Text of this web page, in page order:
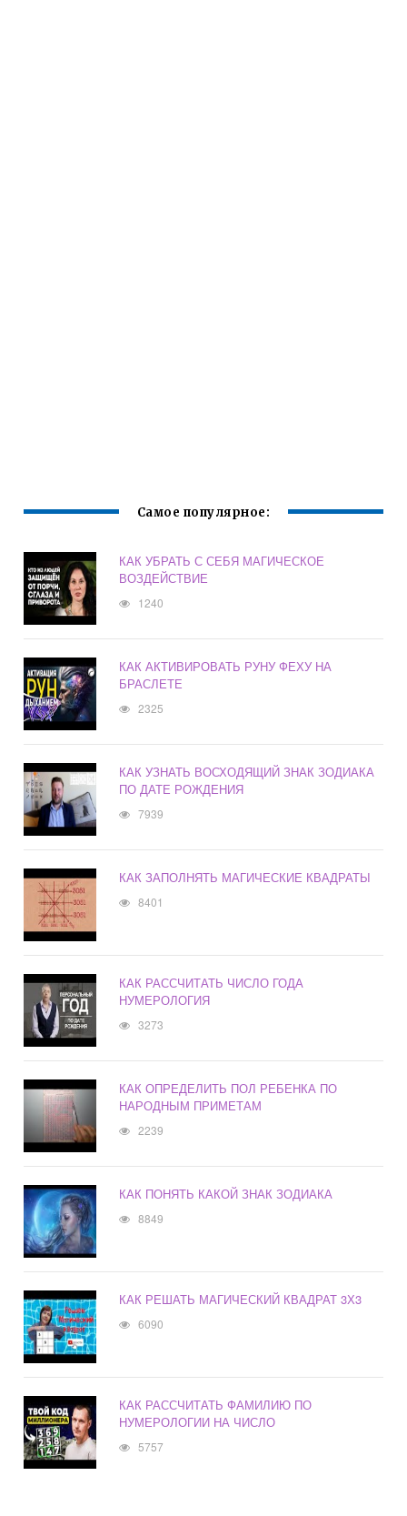
Самое популярное:
КАК УБРАТЬ С СЕБЯ МАГИЧЕСКОЕ
ВОЗДЕЙСТВИЕ
1240
КАК АКТИВИРОВАТЬ РУНУ ФЕХУ НА
БРАСЛЕТЕ
2325
КАК УЗНАТЬ ВОСХОДЯЩИЙ ЗНАК ЗОДИАКА
ПО ДАТЕ РОЖДЕНИЯ
7939
КАК ЗАПОЛНЯТЬ МАГИЧЕСКИЕ КВАДРАТЫ
8401
КАК РАССЧИТАТЬ ЧИСЛО ГОДА
НУМЕРОЛОГИЯ
3273
КАК ОПРЕДЕЛИТЬ ПОЛ РЕБЕНКА ПО
НАРОДНЫМ ПРИМЕТАМ
2239
КАК ПОНЯТЬ КАКОЙ ЗНАК ЗОДИАКА
8849
КАК РЕШАТЬ МАГИЧЕСКИЙ КВАДРАТ 3Х3
6090
КАК РАССЧИТАТЬ ФАМИЛИЮ ПО
НУМЕРОЛОГИИ НА ЧИСЛО
5757